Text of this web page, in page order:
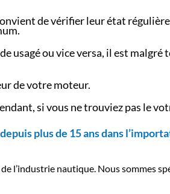
de vérifier leur état
usagé ou vice versa, il est
de votre moteur.
si vous ne trouviez pas le
plus de 15 ans dans
l’industrie nautique. Nous sommes